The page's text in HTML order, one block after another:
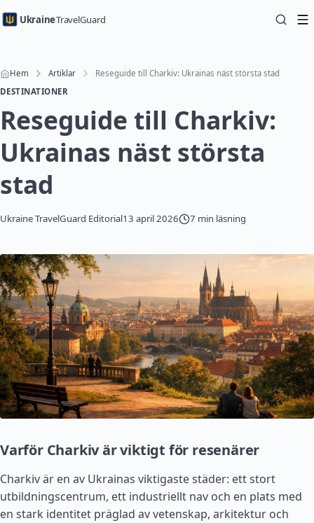
UkraineTravelGuard
Hem Artiklar
Reseguide till Charkiv: Ukrainas näst största stad
DESTINATIONER
Reseguide till Charkiv:
Ukrainas näst största
stad
Ukraine TravelGuard Editorial13 april 2026 7 min läsning
Varför Charkiv är viktigt för resenärer
Charkiv är en av Ukrainas viktigaste städer: ett stort
utbildningscentrum, ett industriellt nav och en plats med
en stark identitet präglad av vetenskap, arkitektur och